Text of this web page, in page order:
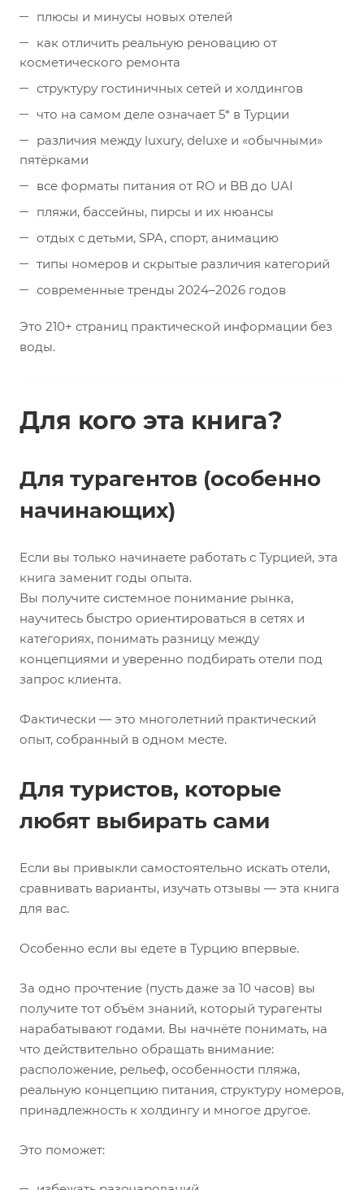
плюсы и минусы новых отелей
как отличить реальную реновацию от
косметического ремонта
структуру гостиничных сетей и холдингов
что на самом деле означает 5* в Турции
различия между luxury, deluxe и «обычными»
пятёрками
все форматы питания от RO и BB до UAI
пляжи, бассейны, пирсы и их нюансы
отдых с детьми, SPA, спорт, анимацию
типы номеров и скрытые различия категорий
современные тренды 2024–2026 годов
Это 210+ страниц практической информации без
воды.
Для кого эта книга?
Для турагентов (особенно
начинающих)
Если вы только начинаете работать с Турцией, эта
книга заменит годы опыта.
Вы получите системное понимание рынка,
научитесь быстро ориентироваться в сетях и
категориях, понимать разницу между
концепциями и уверенно подбирать отели под
запрос клиента.
Фактически — это многолетний практический
опыт, собранный в одном месте.
Для туристов, которые
любят выбирать сами
Если вы привыкли самостоятельно искать отели,
сравнивать варианты, изучать отзывы — эта книга
для вас.
Особенно если вы едете в Турцию впервые.
За одно прочтение (пусть даже за 10 часов) вы
получите тот объём знаний, который турагенты
нарабатывают годами. Вы начнёте понимать, на
что действительно обращать внимание:
расположение, рельеф, особенности пляжа,
реальную концепцию питания, структуру номеров,
принадлежность к холдингу и многое другое.
Это поможет: